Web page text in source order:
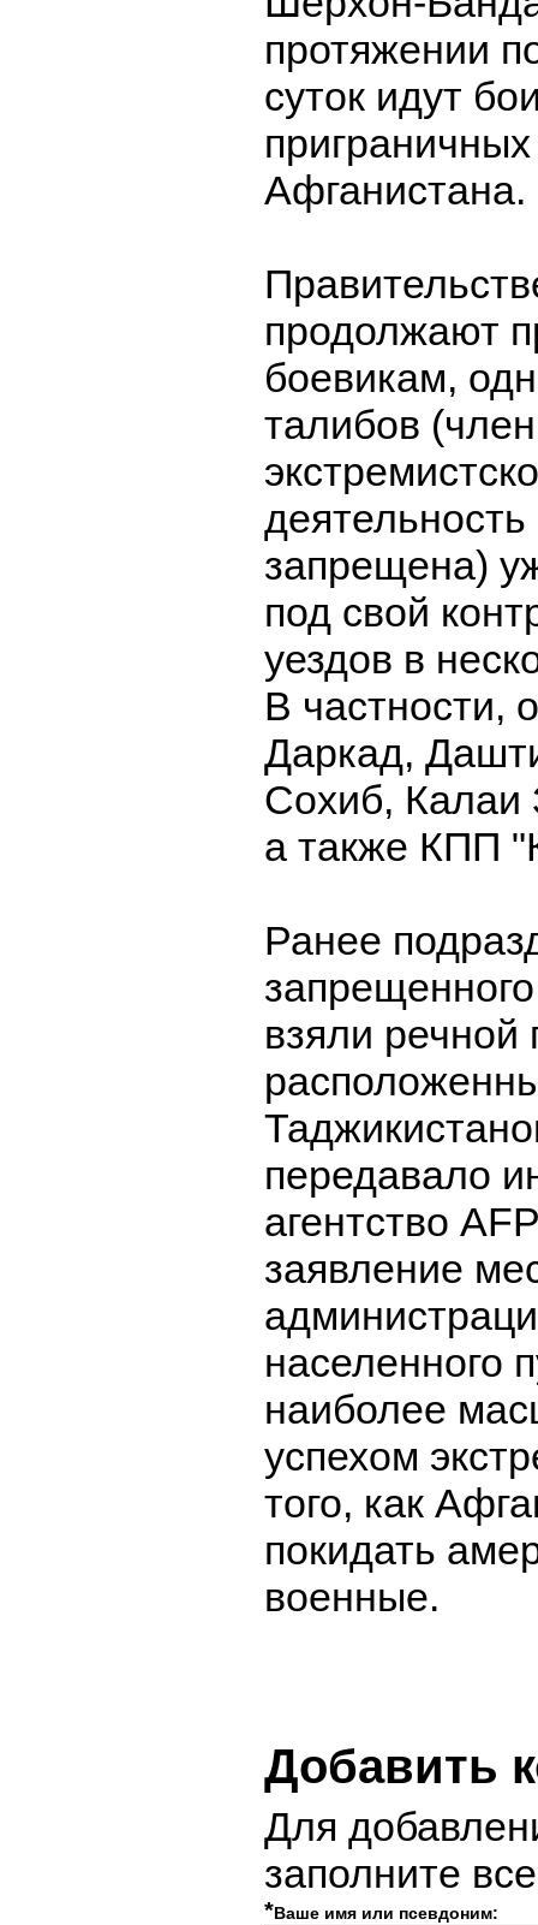
протяжении
суток идут
Афганистана.
продолжают
боевикам,
талибов
запрещена)
под свой
уездов в
В частности,
Даркад,
Сохиб, Калаи
а также КПП
Ранее
взяли
передавало
агентство
заявление
населенного
наиболее
успехом
того, как
покидать
военные.
Добавить
Для
заполните
*Ваше имя или псевдоним: